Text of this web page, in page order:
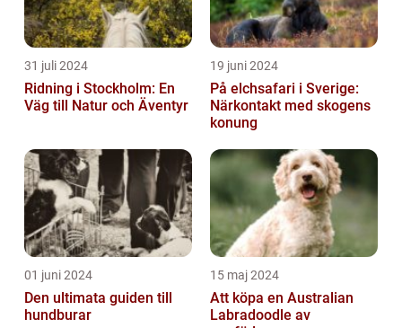
31 juli 2024
Ridning i Stockholm: En
Väg till Natur och Äventyr
19 juni 2024
På elchsafari i Sverige:
Närkontakt med skogens
konung
01 juni 2024
Den ultimata guiden till
hundburar
15 maj 2024
Att köpa en Australian
Labradoodle av